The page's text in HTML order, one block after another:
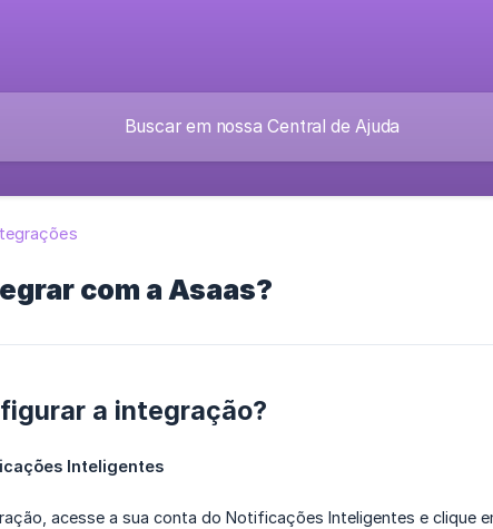
com a Asaas?
a integração?
Inteligentes
acesse a sua conta do Notificações Inteligentes e clique